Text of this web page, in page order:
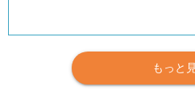
もっと